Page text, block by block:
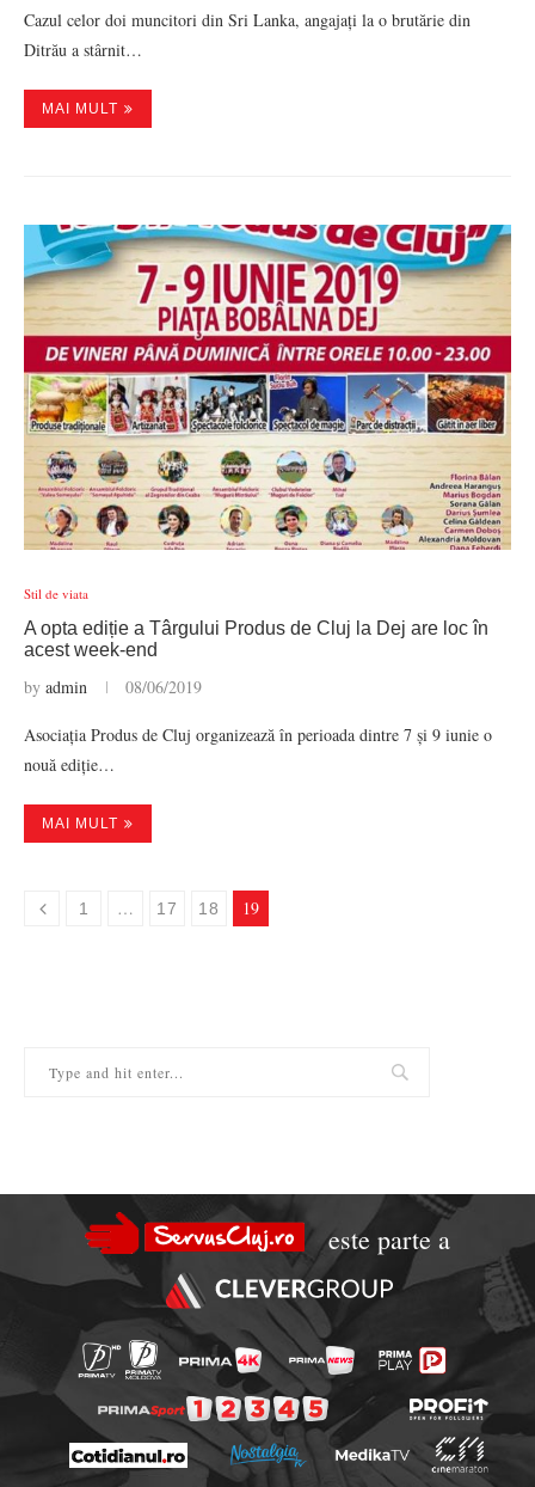
Cazul celor doi muncitori din Sri Lanka, angajați la o brutărie din
Ditrău a stârnit…
MAI MULT
Stil de viata
A opta ediție a Târgului Produs de Cluj la Dej are loc în
acest week-end
by admin 08/06/2019
Asociația Produs de Cluj organizează în perioada dintre 7 și 9 iunie o
nouă ediție…
MAI MULT
1 … 17 18 19
este parte a